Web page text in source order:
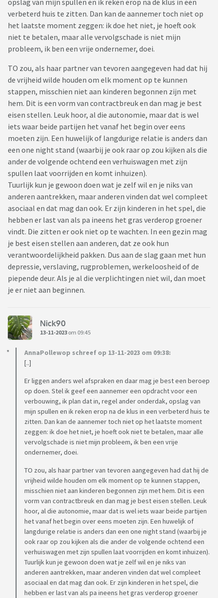
opslag van mijn spullen en ik reken erop na de klus in een
verbeterd huis te zitten. Dan kan de aannemer toch niet op
het laatste moment zeggen: ik doe het niet, je hoeft ook
niet te betalen, maar alle vervolgschade is niet mijn
probleem, ik ben een vrije ondernemer, doei.
TO zou, als haar partner van tevoren aangegeven had dat hij
de vrijheid wilde houden om elk moment op te kunnen
stappen, misschien niet aan kinderen begonnen zijn met
hem. Dit is een vorm van contractbreuk en dan mag je best
eisen stellen. Leuk hoor, al die autonomie, maar dat is wel
iets waar beide partijen het vanaf het begin over eens
moeten zijn. Een huwelijk of langdurige relatie is anders dan
een one night stand (waarbij je ook raar op zou kijken als die
ander de volgende ochtend een verhuiswagen met zijn
spullen laat voorrijden en komt inhuizen).
Tuurlijk kun je gewoon doen wat je zelf wil en je niks van
anderen aantrekken, maar anderen vinden dat wel compleet
asociaal en dat mag dan ook. Er zijn kinderen in het spel, die
hebben er last van als pa ineens het gras verderop groener
vindt. Die zitten er ook niet op te wachten. In een gezin mag
je best eisen stellen aan anderen, dat ze ook hun
verantwoordelijkheid pakken. Dus aan de slag gaan met hun
depressie, verslaving, rugproblemen, werkeloosheid of de
piepende deur. Als je al die verplichtingen niet wil, dan moet
je er niet aan beginnen.
Nick90
13-11-2023 om 09:45
AnnaPollewop schreef op 13-11-2023 om 09:38:
[..]
Er liggen anders wel afspraken en daar mag je best een beroep
op doen. Stel ik geef een aannemer een opdracht voor een
verbouwing, ik plan dat in, regel ander onderdak, opslag van
mijn spullen en ik reken erop na de klus in een verbeterd huis te
zitten. Dan kan de aannemer toch niet op het laatste moment
zeggen: ik doe het niet, je hoeft ook niet te betalen, maar alle
vervolgschade is niet mijn probleem, ik ben een vrije
ondernemer, doei.
TO zou, als haar partner van tevoren aangegeven had dat hij de
vrijheid wilde houden om elk moment op te kunnen stappen,
misschien niet aan kinderen begonnen zijn met hem. Dit is een
vorm van contractbreuk en dan mag je best eisen stellen. Leuk
hoor, al die autonomie, maar dat is wel iets waar beide partijen
het vanaf het begin over eens moeten zijn. Een huwelijk of
langdurige relatie is anders dan een one night stand (waarbij je
ook raar op zou kijken als die ander de volgende ochtend een
verhuiswagen met zijn spullen laat voorrijden en komt inhuizen).
Tuurlijk kun je gewoon doen wat je zelf wil en je niks van
anderen aantrekken, maar anderen vinden dat wel compleet
asociaal en dat mag dan ook. Er zijn kinderen in het spel, die
hebben er last van als pa ineens het gras verderop groener